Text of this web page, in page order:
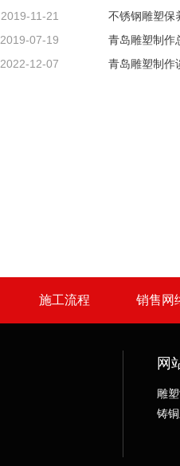
2019-11-21 不锈钢雕塑保
2019-07-19 青岛雕塑制作
2022-12-07 青岛雕塑制作
施工流程 销售网
网
雕
铸